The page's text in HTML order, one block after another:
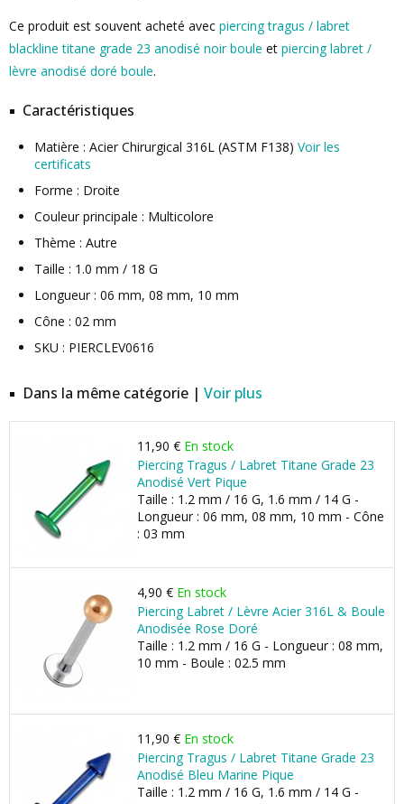
Ce produit est souvent acheté avec piercing tragus / labret
blackline titane grade 23 anodisé noir boule et piercing labret /
lèvre anodisé doré boule.
Caractéristiques
Matière : Acier Chirurgical 316L (ASTM F138) Voir les
certificats
Forme : Droite
Couleur principale : Multicolore
Thème : Autre
Taille : 1.0 mm / 18 G
Longueur : 06 mm, 08 mm, 10 mm
Cône : 02 mm
SKU : PIERCLEV0616
Dans la même catégorie | Voir plus
11,90 € En stock
Piercing Tragus / Labret Titane Grade 23
Anodisé Vert Pique
Taille : 1.2 mm / 16 G, 1.6 mm / 14 G -
Longueur : 06 mm, 08 mm, 10 mm - Cône
: 03 mm
4,90 € En stock
Piercing Labret / Lèvre Acier 316L & Boule
Anodisée Rose Doré
Taille : 1.2 mm / 16 G - Longueur : 08 mm,
10 mm - Boule : 02.5 mm
11,90 € En stock
Piercing Tragus / Labret Titane Grade 23
Anodisé Bleu Marine Pique
Taille : 1.2 mm / 16 G, 1.6 mm / 14 G -